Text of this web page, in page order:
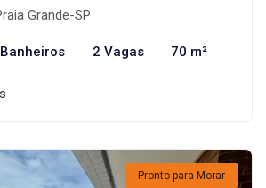
Grande-SP
2 Vagas 70 m²
Pronto para Morar